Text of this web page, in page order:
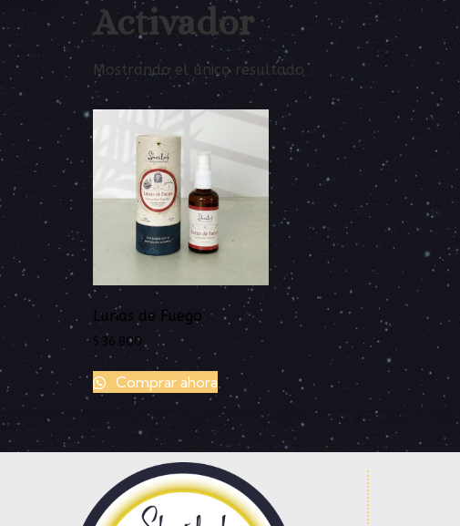
Activador
Mostrando el único resultado
Lunas de Fuego
$ 36.800
Comprar ahora